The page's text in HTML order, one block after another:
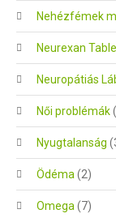
Nehézfémek
Neurexan
Neuropátiás
Női problémák
Nyugtalanság
Ödéma(2)
Omega(7)